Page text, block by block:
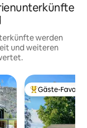
werden
und weiteren
Beliebter Gäste-
Gäste-Favorit